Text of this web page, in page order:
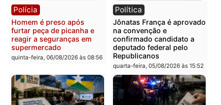
Polícia
Policiais militares
recuperam moto furtada e
Leste
quinta-feira, 06/08/2026 às 09:28
Polícia
Jovem é encontrado
na Rua dos Cravos e
é investigado pela
em RO
quinta-feira, 06/08/2026 às